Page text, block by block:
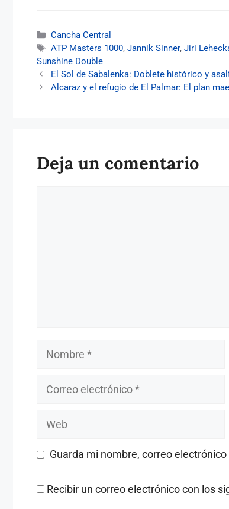
Categorías
Cancha Central
Etiquetas
ATP Masters 1000,Jannik Sinner,Jiri
Sunshine Double
El Sol de Sabalenka: Doblete histórico y
Alcaraz y el refugio de El Palmar: El plan
Deja un comentario
Nombre
Correo
Web
Guarda mi nombre, correo
Recibir un correo electrónico con los